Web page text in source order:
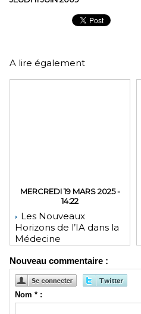
A lire également
MERCREDI 19 MARS 2025 -
14:22
Les Nouveaux
Horizons de l’IA dans la
Médecine
Nouveau commentaire :
Nom * :